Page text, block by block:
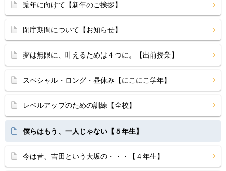
兎年に向けて【新年のご挨拶】
閉庁期間について【お知らせ】
夢は無限に、叶えるためは４つに。【出前授業】
スペシャル・ロング・昼休み【にこにこ学年】
レベルアップのための訓練【全校】
僕らはもう、一人じゃない【５年生】
今は昔、吉田という大坂の・・・【４年生】